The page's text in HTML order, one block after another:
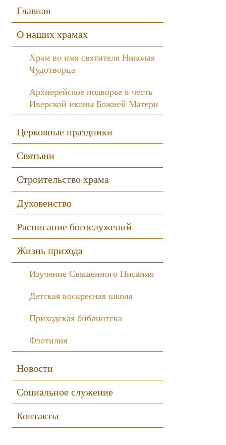
Sidebar
Главная
О наших храмах
Храм во имя святителя Николая
Чудотворца
Архиерейское подворье в честь
Иверской иконы Божией Матери
Церковные праздники
Святыни
Строительство храма
Духовенство
Расписание богослужений
Жизнь прихода
Изучение Священного Писания
Детская воскресная школа
Приходская библиотека
Флотилия
Новости
Социальное служение
Контакты